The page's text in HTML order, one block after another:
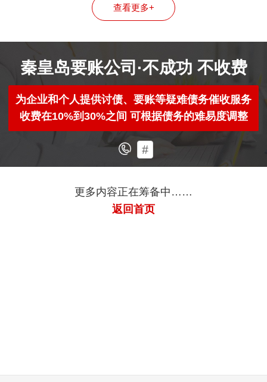
查看更多+
秦皇岛要账公司·不成功 不收费
为企业和个人提供讨债、要账等疑难债务催收服务
收费在10%到30%之间 可根据债务的难易度调整
#
更多内容正在筹备中……
返回首页